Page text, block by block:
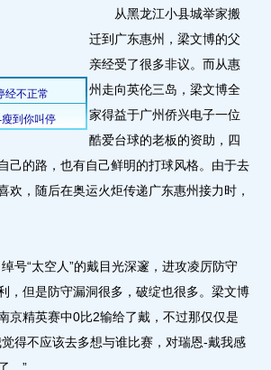
从黑龙江小县城举家搬
迁到广东惠州，梁文博的父
亲经受了很多非议。而从惠
州走向英伦三岛，梁文博全
家得益于广州侨兴电子一位
酷爱台球的老板的资助，四
己的路，也有自己鲜明的打球风格。由于去
，随后在奥运火炬传递广东惠州接力时，
“太空人”的戴目光深邃，进攻凌厉防守
，但是防守漏洞很多，破绽也很多。梁文博
京精英赛中0比2输给了戴，不过那仅仅是
得不应该去多想与谁比赛，对瑞恩-戴我感